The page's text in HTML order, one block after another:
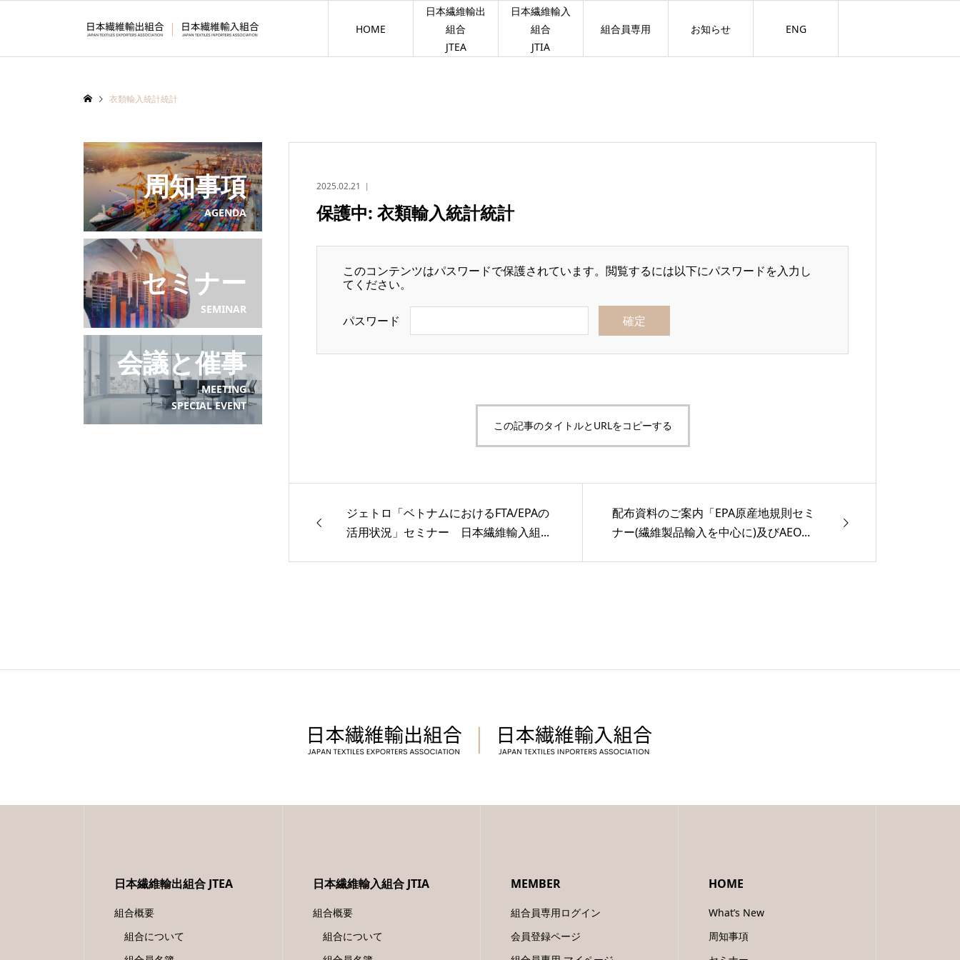
HOME
日本繊維輸出
組合
JTEA
日本繊維輸入
組合
JTIA
組合員専用 お知らせ ENG
衣類輸入統計統計
2025.02.21
保護中: 衣類輸入統計統計
このコンテンツはパスワードで保護されています。閲覧するには以下にパスワードを入力し
てください。
パスワード
この記事のタイトルとURLをコピーする
ジェトロ「ベトナムにおけるFTA/EPAの
活用状況」セミナー 日本繊維輸入組...
配布資料のご案内「EPA原産地規則セミ
ナー(繊維製品輸入を中心に)及びAEO...
周知事項
AGENDA
セミナー
SEMINAR
会議と催事
MEETING
SPECIAL EVENT
日本繊維輸出組合 JTEA
組合概要
組合について
日本繊維輸入組合 JTIA
組合概要
組合について
MEMBER
組合員専用ログイン
会員登録ページ
HOME
What’s New
周知事項